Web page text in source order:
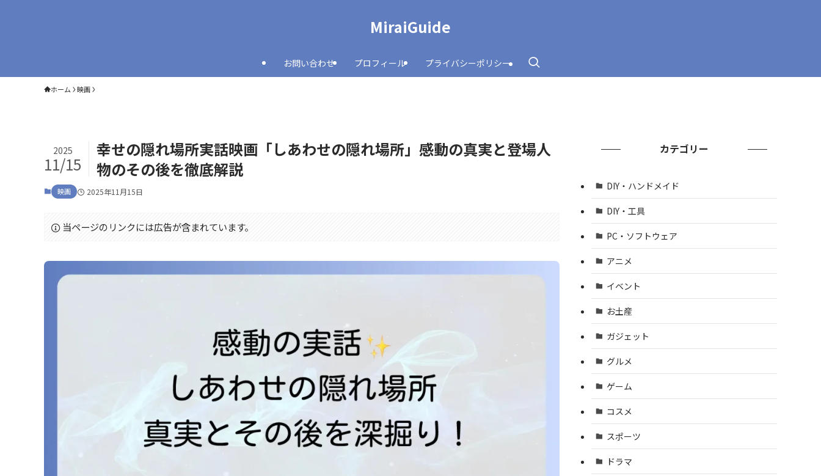
MiraiGuide
お問い合わせ プロフィール プライバシーポリシー
ホーム 映画
幸せの隠れ場所実話映画「しあわせの隠れ場所」感動の真実と登場人
物のその後を徹底解説
2025
11/15
映画 2025年11月15日
当ページのリンクには広告が含まれています。
カテゴリー
DIY・ハンドメイド
DIY・工具
PC・ソフトウェア
アニメ
イベント
お土産
ガジェット
グルメ
ゲーム
コスメ
スポーツ
ドラマ